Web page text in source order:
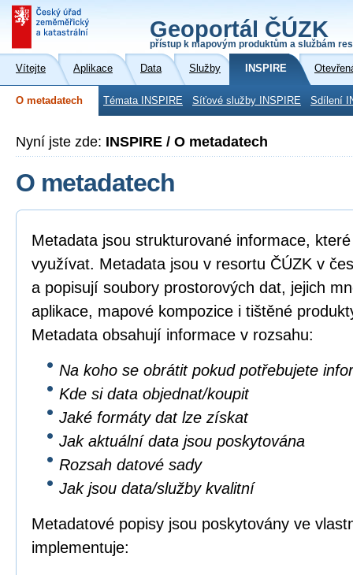
Geoportál ČÚZK
přístup k mapovým produktům a službám
Vítejte Aplikace Data Služby INSPIRE
O metadatech Témata INSPIRE Síťové služby INSPIRE Sdílení
Nyní jste zde: INSPIRE / O metadatech
O metadatech
Metadata jsou strukturované informace,
využívat. Metadata jsou v resortu ČÚZK v
a popisují soubory prostorových dat, jejich
aplikace, mapové kompozice i tištěné
Metadata obsahují informace v rozsahu:
Na koho se obrátit pokud potřebujete
Kde si data objednat/koupit
Jaké formáty dat lze získat
Jak aktuální data jsou poskytována
Rozsah datové sady
Jak jsou data/služby kvalitní
Metadatové popisy jsou poskytovány ve
implementuje: